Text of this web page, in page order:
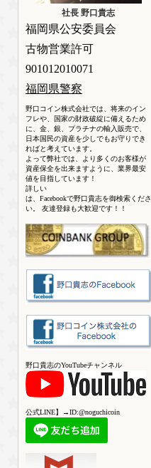
社長 野口貴志
福岡県公安委員会
古物営業許可
901012010071
福岡県警察
野口コイン株式会社では、将来のイン
フレや、国家の財政破綻に備えるため
に、金、銀、プラチナの輸入販売で、
日本国民の資産を少しでもお守りでき
ればと考えています。
よって弊社では、より多くのお客様が
資産保全を出来ますように、業界最安
値を目指しています！
詳しい
は、Facebookで野口貴志を御検索くださ
い。 友達登録も大歓迎です！！
野口貴志のYouTubeチャンネル
公式LINE】→ID:@noguchicoin